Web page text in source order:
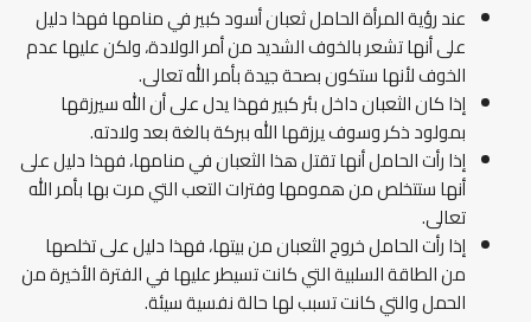
عند رؤية المرأة الحامل ثعبان أسود كبير في منامها فهذا دليل
على أنها تشعر بالخوف الشديد من أمر الولادة، ولكن عليها عدم
الخوف لأنها ستكون بصحة جيدة بأمر الله تعالى.
إذا كان الثعبان داخل بئر كبير فهذا يدل على أن الله سيرزقها
بمولود ذكر وسوف يرزقها الله ببركة بالغة بعد ولادته.
إذا رأت الحامل أنها تقتل هذا الثعبان في منامها، فهذا دليل على
أنها ستتخلص من همومها وفترات التعب التي مرت بها بأمر الله
تعالى.
إذا رأت الحامل خروج الثعبان من بيتها، فهذا دليل على تخلصها
من الطاقة السلبية التي كانت تسيطر عليها في الفترة الأخيرة من
الحمل والتي كانت تسبب لها حالة نفسية سيئة.